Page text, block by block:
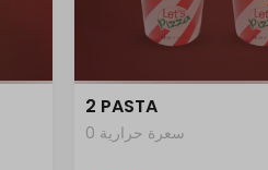
2 PASTA
0 سعرة حرارية